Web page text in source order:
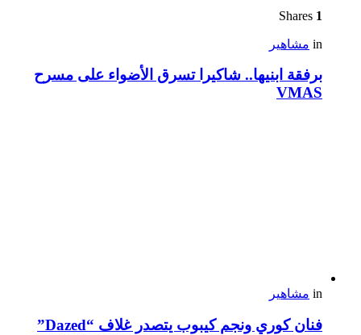
1
in مشاهير
برفقة ابنيها.. شاكيرا تسرق الأضواء على مسرح
VMAS
in مشاهير
فنان كوري ونجم كيبوب يتصدر غلاف “Dazed”